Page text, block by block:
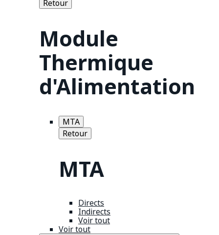
Retour
Module
Thermique
d'Alimentation
MTA
Retour
MTA
Directs
Indirects
Voir tout
Voir tout